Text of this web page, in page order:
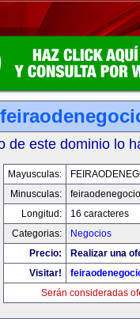
de este dominio lo
Mayusculas:
Minusculas:
Longitud:
16 caracteres
Categorias:
Negocios
Precio:
Realizar una
Visitar!
Serán consideradas